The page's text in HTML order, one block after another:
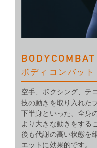
BODYCOMBAT
ボディコンバット
空手、ボクシング、テ
技の動きを取り入れた
下半身といった、全身
より大きな動きをする
後も代謝の高い状態を
エットに効果的です。